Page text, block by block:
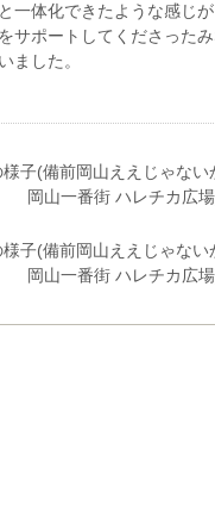
一体化できたような感じが
サポートしてくださったみ
ました。